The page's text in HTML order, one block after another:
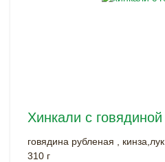
Хинкали с говядиной
говядина рубленая , кинза,лук
310 г